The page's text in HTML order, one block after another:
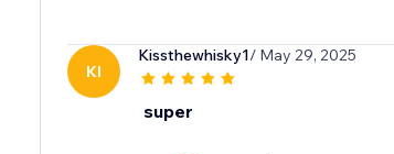
KI
Kissthewhisky1/ May 29, 2025
super